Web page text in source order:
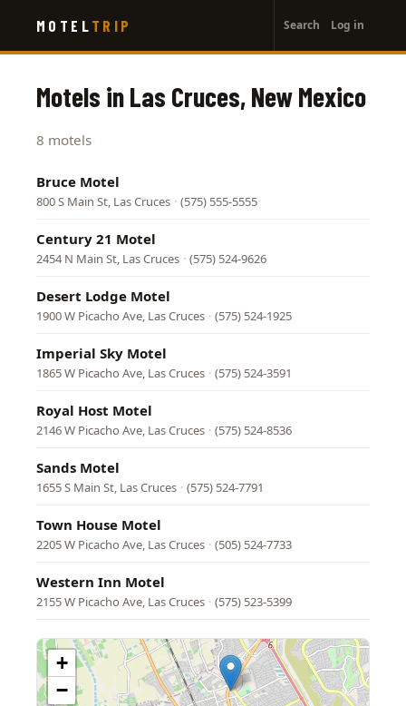
main
MOTEL TRIP
account
menu
Search Log in
Motels in Las Cruces, New Mexico
8 motels
Bruce Motel
800 S Main St, Las Cruces · (575) 555-5555
Century 21 Motel
2454 N Main St, Las Cruces · (575) 524-9626
Desert Lodge Motel
1900 W Picacho Ave, Las Cruces · (575) 524-1925
Imperial Sky Motel
1865 W Picacho Ave, Las Cruces · (575) 524-3591
Royal Host Motel
2146 W Picacho Ave, Las Cruces · (575) 524-8536
Sands Motel
1655 S Main St, Las Cruces · (575) 524-7791
Town House Motel
2205 W Picacho Ave, Las Cruces · (505) 524-7733
Western Inn Motel
2155 W Picacho Ave, Las Cruces · (575) 523-5399
+
−